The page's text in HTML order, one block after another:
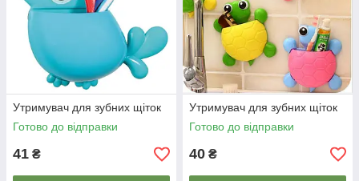
Утримувач для зубних щіток
Готово до відправки
41 ₴
Утримувач для зубних щіток
Готово до відправки
40 ₴